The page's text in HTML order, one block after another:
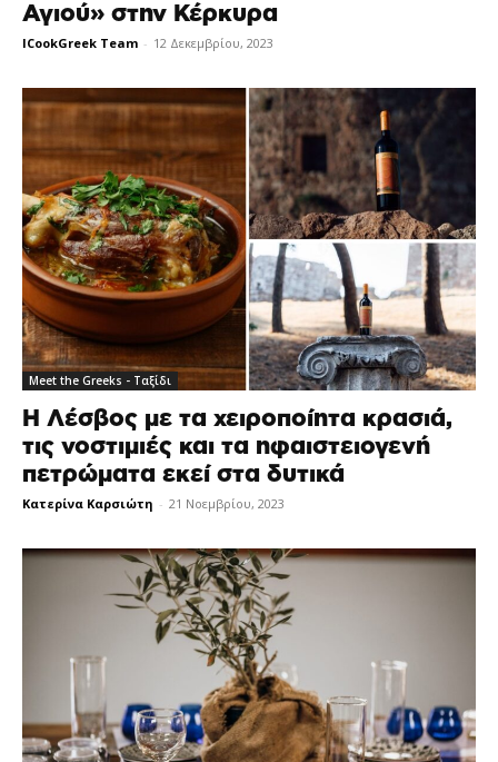
Αγιού» στην Κέρκυρα
ICookGreek Team - 12 Δεκεμβρίου, 2023
Meet the Greeks - Ταξίδι
Η Λέσβος με τα χειροποίητα κρασιά,
τις νοστιμιές και τα ηφαιστειογενή
πετρώματα εκεί στα δυτικά
Κατερίνα Καρσιώτη - 21 Νοεμβρίου, 2023